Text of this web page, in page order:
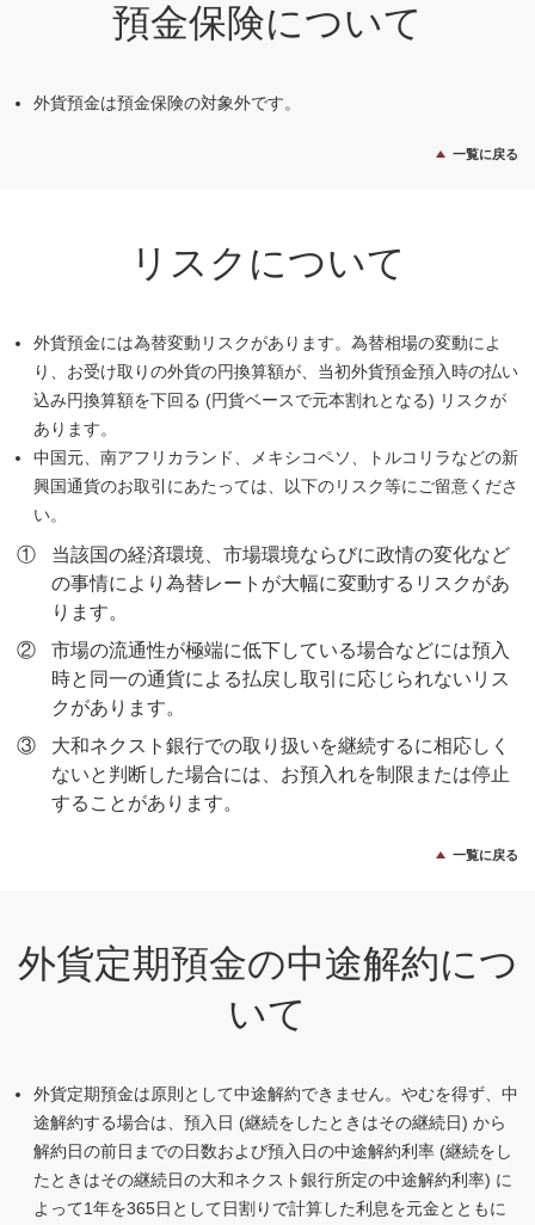
預金保険について
外貨預金は預金保険の対象外です。
一覧に戻る
リスクについて
外貨預金には為替変動リスクがあります。為替相場の変動によ
り、お受け取りの外貨の円換算額が、当初外貨預金預入時の払い
込み円換算額を下回る (円貨ベースで元本割れとなる) リスクが
あります。
中国元、南アフリカランド、メキシコペソ、トルコリラなどの新
興国通貨のお取引にあたっては、以下のリスク等にご留意くださ
い。
①
当該国の経済環境、市場環境ならびに政情の変化など
の事情により為替レートが大幅に変動するリスクがあ
ります。
②
市場の流通性が極端に低下している場合などには預入
時と同一の通貨による払戻し取引に応じられないリス
クがあります。
③
大和ネクスト銀行での取り扱いを継続するに相応しく
ないと判断した場合には、お預入れを制限または停止
することがあります。
一覧に戻る
外貨定期預金の中途解約につ
いて
外貨定期預金は原則として中途解約できません。やむを得ず、中
途解約する場合は、預入日 (継続をしたときはその継続日) から
解約日の前日までの日数および預入日の中途解約利率 (継続をし
たときはその継続日の大和ネクスト銀行所定の中途解約利率) に
よって1年を365日として日割りで計算した利息を元金とともに